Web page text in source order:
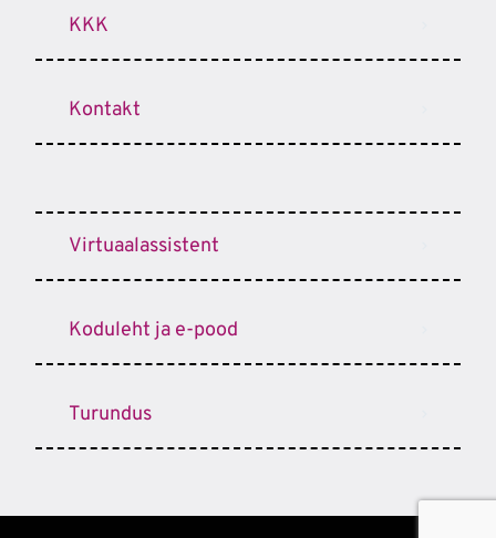
KKK
Kontakt
Virtuaalassistent
Koduleht ja e-pood
Turundus